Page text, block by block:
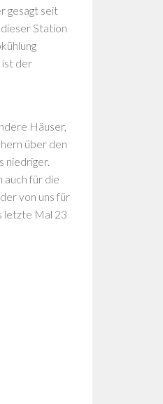
gesagt seit
Station
ist der
Häuser,
über den
niedriger.
auch für die
von uns für
letzte Mal 23